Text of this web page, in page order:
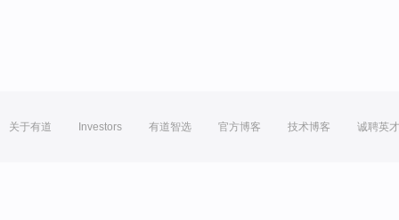
关于有道 Investors 有道智选 官方博客 技术博客 诚聘英才